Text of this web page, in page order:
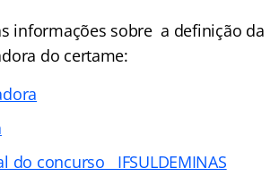
informações sobre a definição da
do certame:
do concurso IFSULDEMINAS